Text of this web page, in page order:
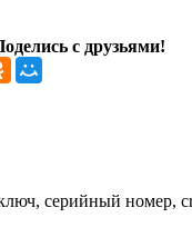
с друзьями!
серийный номер,